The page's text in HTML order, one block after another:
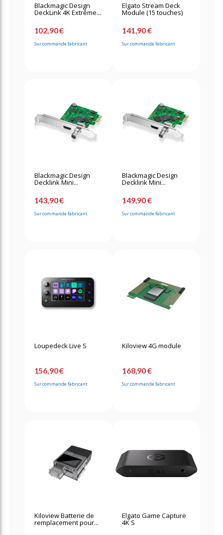
Blackmagic Design
DeckLink 4K Extrême...
102,90 €
Sur commande fabricant
Elgato Stream Deck
Module (15 touches)
141,90 €
Sur commande fabricant
Blackmagic Design
Decklink Mini...
143,90 €
Sur commande fabricant
Blackmagic Design
Decklink Mini...
149,90 €
Sur commande fabricant
Loupedeck Live S
156,90 €
Sur commande fabricant
Kiloview 4G module
168,90 €
Sur commande fabricant
Kiloview Batterie de
remplacement pour...
Elgato Game Capture
4K S